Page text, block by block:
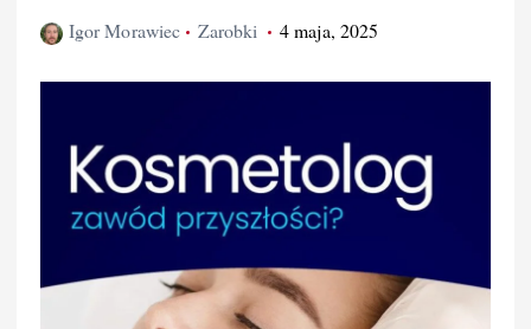
Igor Morawiec Zarobki 4 maja, 2025